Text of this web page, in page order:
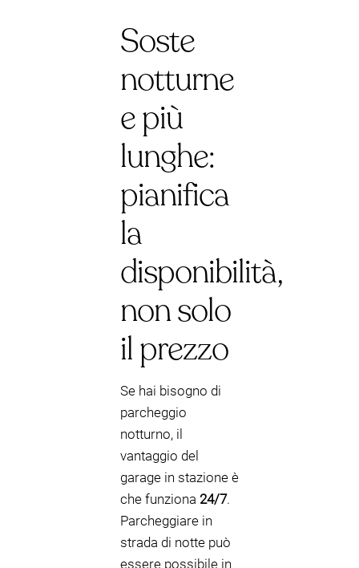
Soste
notturne
e più
lunghe:
pianifica
la
disponibilità,
non solo
il prezzo
Se hai bisogno di
parcheggio
notturno, il
vantaggio del
garage in stazione è
che funziona 24/7.
Parcheggiare in
strada di notte può
essere possibile in